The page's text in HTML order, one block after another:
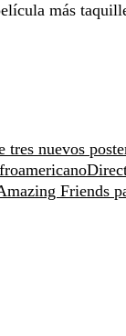
más
tres nuevos
Friends